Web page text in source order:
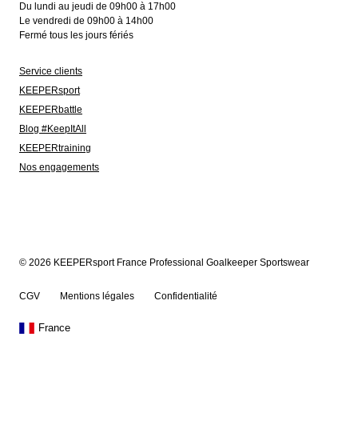
Du lundi au jeudi de 09h00 à 17h00
Le vendredi de 09h00 à 14h00
Fermé tous les jours fériés
Service clients
KEEPERsport
KEEPERbattle
Blog #KeepItAll
KEEPERtraining
Nos engagements
© 2026 KEEPERsport France Professional Goalkeeper Sportswear
CGV Mentions légales Confidentialité
France